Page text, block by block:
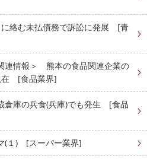
に絡む未払債務で訴訟に発展 [青
連情報＞ 熊本の食品関連企業の
在 [食品業界]
倉庫の兵食(兵庫)でも発生 [食品
(１) [スーパー業界]